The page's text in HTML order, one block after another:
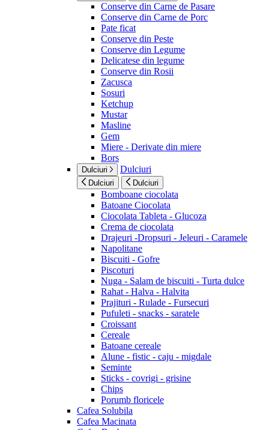
Conserve din Carne de Pasare
Conserve din Carne de Porc
Pate ficat
Conserve din Peste
Conserve din Legume
Delicatese din legume
Conserve din Rosii
Zacusca
Sosuri
Ketchup
Mustar
Masline
Gem
Miere - Derivate din miere
Bors
Dulciuri Dulciuri
Dulciuri Dulciuri
Bomboane ciocolata
Batoane Ciocolata
Ciocolata Tableta - Glucoza
Crema de ciocolata
Drajeuri -Dropsuri - Jeleuri - Caramele
Napolitane
Biscuiti - Gofre
Piscoturi
Nuga - Salam de biscuiti - Turta dulce
Rahat - Halva - Halvita
Prajituri - Rulade - Fursecuri
Pufuleti - snacks - saratele
Croissant
Cereale
Batoane cereale
Alune - fistic - caju - migdale
Seminte
Sticks - covrigi - grisine
Chips
Porumb floricele
Cafea Solubila
Cafea Macinata